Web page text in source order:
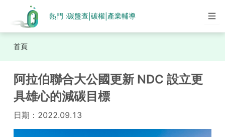
熱門 :碳盤查 碳權| 產業輔導
首頁
阿拉伯聯合大公國更新 NDC 設立更
具雄心的減碳目標
日期： 2022.09.13